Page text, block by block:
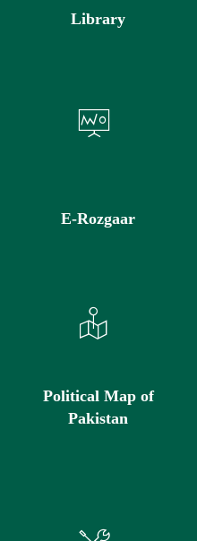
Library
E-Rozgaar
Political Map of
Pakistan